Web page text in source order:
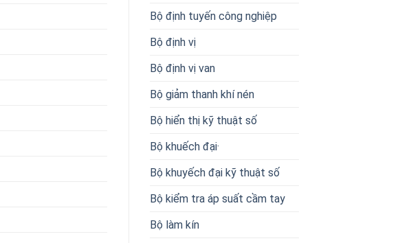
Bộ định tuyến công nghiệp
Bộ định vị
Bộ định vị van
Bộ giảm thanh khí nén
Bộ hiển thị kỹ thuật số
Bộ khuếch đại·
Bộ khuyếch đại kỹ thuật số
Bộ kiểm tra áp suất cầm tay
Bộ làm kín